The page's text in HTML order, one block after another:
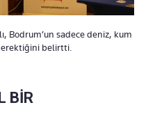
Bodrum’un sadece deniz, kum
belirtti.
BİR